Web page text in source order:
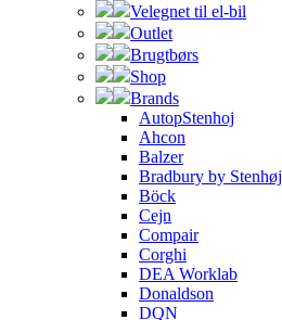
Velegnet til el-bil
Outlet
Brugtbørs
Shop
Brands
AutopStenhoj
Ahcon
Balzer
Bradbury by Stenhøj
Böck
Cejn
Compair
Corghi
DEA Worklab
Donaldson
DQN